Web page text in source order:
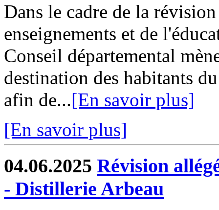
Dans le cadre de la
enseignements et de
Conseil départemental
destination des habitants
afin de...[En savoir plus]
[En savoir plus]
04.06.2025 Révision
- Distillerie Arbeau